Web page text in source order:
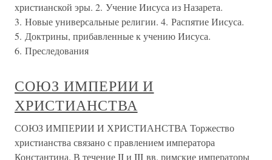
христианской эры. 2. Учение Иисуса из Назарета.
3. Новые универсальные религии. 4. Распятие Иисуса.
5. Доктрины, прибавленные к учению Иисуса.
6. Преследования
СОЮЗ ИМПЕРИИ И
ХРИСТИАНСТВА
СОЮЗ ИМПЕРИИ И ХРИСТИАНСТВА Торжество
христианства связано с правлением императора
Константина. В течение II и III вв. римские императоры